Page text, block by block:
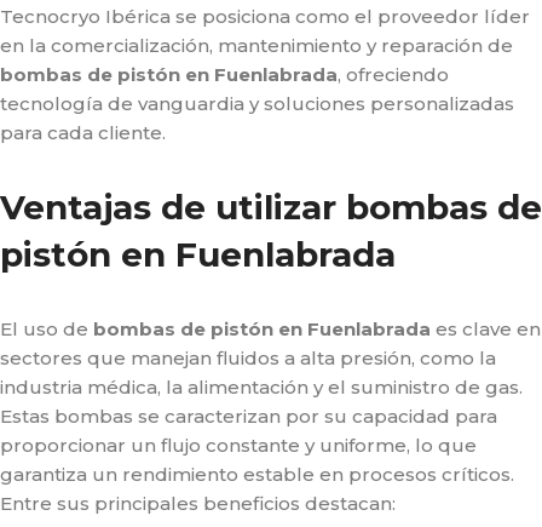
Tecnocryo Ibérica se posiciona como el proveedor líder
en la comercialización, mantenimiento y reparación de
bombas de pistón en Fuenlabrada, ofreciendo
tecnología de vanguardia y soluciones personalizadas
para cada cliente.
Ventajas de utilizar bombas de
pistón en Fuenlabrada
El uso de bombas de pistón en Fuenlabrada es clave en
sectores que manejan fluidos a alta presión, como la
industria médica, la alimentación y el suministro de gas.
Estas bombas se caracterizan por su capacidad para
proporcionar un flujo constante y uniforme, lo que
garantiza un rendimiento estable en procesos críticos.
Entre sus principales beneficios destacan: